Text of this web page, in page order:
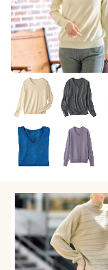
寝具・ベッド
カーテン・ラグ・フ
美容・健康・サプリ
制服・スクールすべ
制服・学生服
ジュニア・ティー
大きいサイズ
大きいサイズ通販す
大きいサイズ レデ
大きいサイズ レデ
大きいサイズ メンズ
大きいサイズ 事務
バーゲン
バーゲンセール
シークレットセール
詳細検索
商品カテゴリ一覧
カタログ・チラ
デジタルカタログ
レディースサ
イズ
5L
カラー